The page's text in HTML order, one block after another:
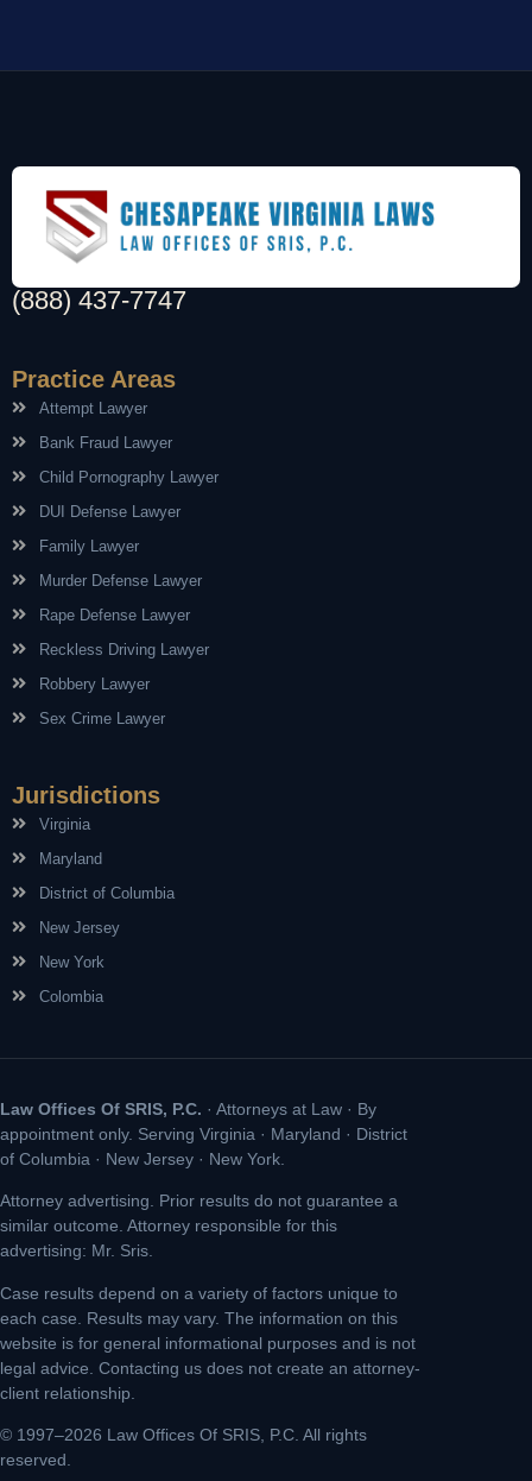
(888) 437-7747
Practice Areas
Attempt Lawyer
Bank Fraud Lawyer
Child Pornography Lawyer
DUI Defense Lawyer
Family Lawyer
Murder Defense Lawyer
Rape Defense Lawyer
Reckless Driving Lawyer
Robbery Lawyer
Sex Crime Lawyer
Jurisdictions
Virginia
Maryland
District of Columbia
New Jersey
New York
Colombia
Law Offices Of SRIS, P.C. · Attorneys at Law · By
appointment only. Serving Virginia · Maryland · District
of Columbia · New Jersey · New York.
Attorney advertising. Prior results do not guarantee a
similar outcome. Attorney responsible for this
advertising: Mr. Sris.
Case results depend on a variety of factors unique to
each case. Results may vary. The information on this
website is for general informational purposes and is not
legal advice. Contacting us does not create an attorney-
client relationship.
© 1997–2026 Law Offices Of SRIS, P.C. All rights
reserved.